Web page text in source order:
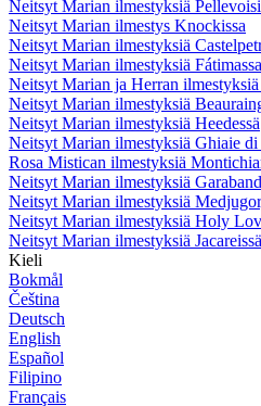
Neitsyt Marian ilmestyksiä
Neitsyt Marian ilmestys Knockissa
Neitsyt Marian ilmestyksiä
Neitsyt Marian ilmestyksiä Fátimassa
Neitsyt Marian ja Herran ilmestyksiä
Neitsyt Marian ilmestyksiä
Neitsyt Marian ilmestyksiä Heedessä
Neitsyt Marian ilmestyksiä Ghiaie di
Rosa Mistican ilmestyksiä
Neitsyt Marian ilmestyksiä
Neitsyt Marian ilmestyksiä
Neitsyt Marian ilmestyksiä Holy
Neitsyt Marian ilmestyksiä Jacareissä
Kieli
Bokmål
Čeština
Deutsch
English
Español
Filipino
Français